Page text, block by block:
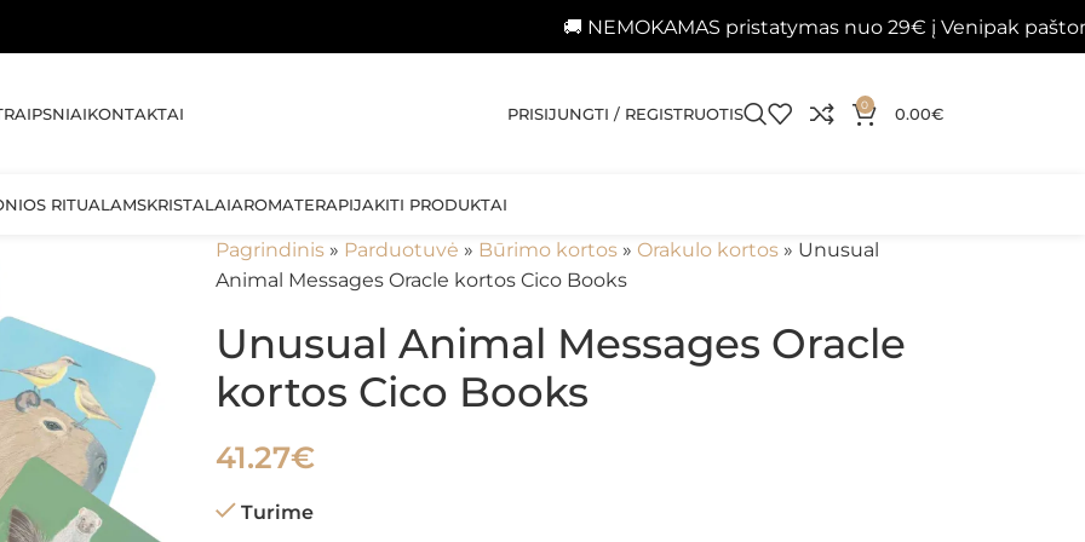
🚚 NEMOKAMAS pristatymas nuo 29€ į Venipak paštomatus 📦
KONTAKTAI PRISIJUNGTI / REGISTRUOTIS 0 0.00€
RITUALAMSKRISTALAIAROMATERAPIJAKITI PRODUKTAI
Pagrindinis» Parduotuvė » Būrimo kortos» Orakulo kortos» Unusual
Animal Messages Oracle kortos Cico Books
Unusual Animal Messages Oracle
kortos Cico Books
41.27€
Turime